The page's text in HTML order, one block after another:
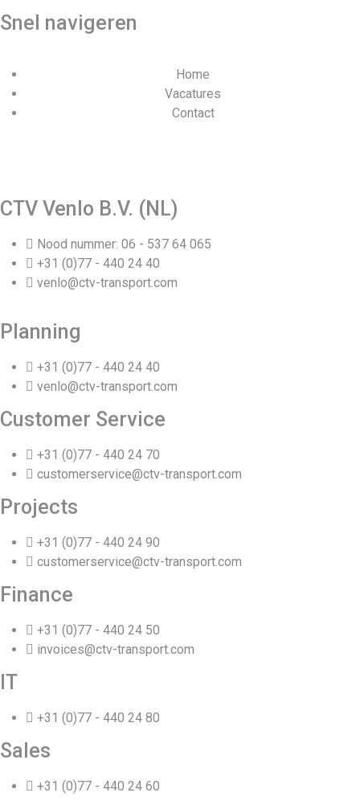
Snel navigeren
Home
Vacatures
Contact
CTV Venlo B.V. (NL)
Nood nummer: 06 - 537 64 065
+31 (0)77 - 440 24 40
venlo@ctv-transport.com
Planning
+31 (0)77 - 440 24 40
venlo@ctv-transport.com
Customer Service
+31 (0)77 - 440 24 70
customerservice@ctv-transport.com
Projects
+31 (0)77 - 440 24 90
customerservice@ctv-transport.com
Finance
+31 (0)77 - 440 24 50
invoices@ctv-transport.com
IT
+31 (0)77 - 440 24 80
Sales
+31 (0)77 - 440 24 60